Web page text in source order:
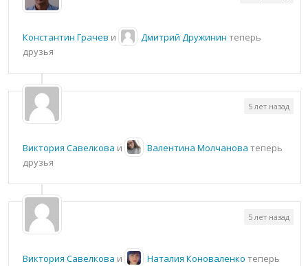
Константин Грачев и Дмитрий Дружинин теперь
друзья
Виктория Савелкова и Валентина Молчанова теперь
друзья
5 лет назад
Виктория Савелкова и Наталия Коноваленко теперь
5 лет назад